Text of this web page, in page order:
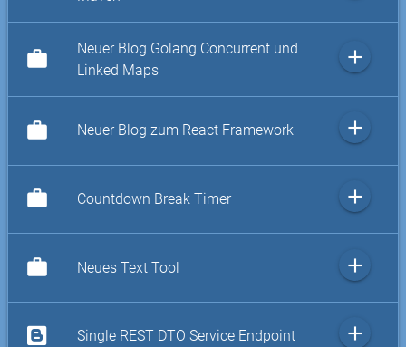
work
Neuer Blog Golang Concurrent und
Linked Maps
add
work Neuer Blog zum React Framework add
work Countdown Break Timer add
work Neues Text Tool add
Single REST DTO Service Endpoint add